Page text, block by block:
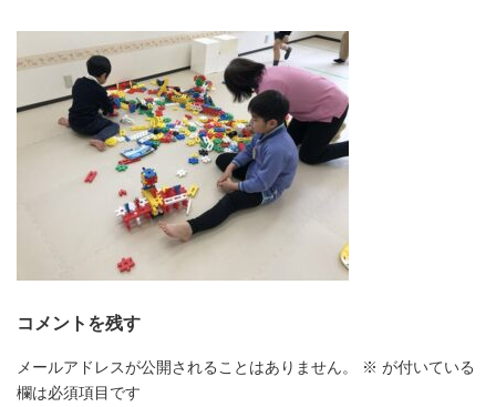
新
時
:
コメントを残す
メールアドレスが公開されることはありません。 ※ が付いている
欄は必須項目です